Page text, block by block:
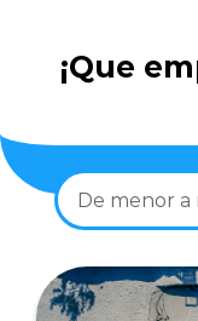
¡Que
De menor a